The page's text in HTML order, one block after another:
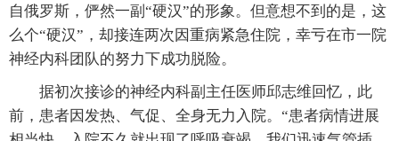
自俄罗斯，俨然一副“硬汉”的形象。但意想不到的是，这
么个“硬汉”，却接连两次因重病紧急住院，幸亏在市一院
神经内科团队的努力下成功脱险。
据初次接诊的神经内科副主任医师邱志维回忆，此
前，患者因发热、气促、全身无力入院。“患者病情进展